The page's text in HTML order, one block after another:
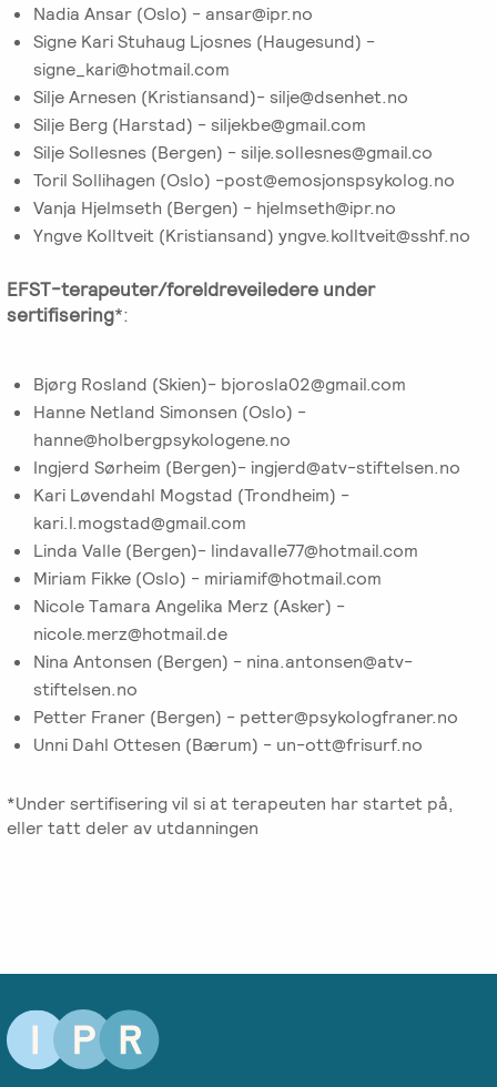
Nadia Ansar (Oslo) - ansar@ipr.no
Signe Kari Stuhaug Ljosnes (Haugesund) -
signe_kari@hotmail.com
Silje Arnesen (Kristiansand)- silje@dsenhet.no
Silje Berg (Harstad) - siljekbe@gmail.com
Silje Sollesnes (Bergen) - silje.sollesnes@gmail.co
Toril Sollihagen (Oslo) -post@emosjonspsykolog.no
Vanja Hjelmseth (Bergen) - hjelmseth@ipr.no
Yngve Kolltveit (Kristiansand) yngve.kolltveit@sshf.no
EFST-terapeuter/foreldreveiledere under
sertifisering*:
Bjørg Rosland (Skien)- bjorosla02@gmail.com
Hanne Netland Simonsen (Oslo) -
hanne@holbergpsykologene.no
Ingjerd Sørheim (Bergen)- ingjerd@atv-stiftelsen.no
Kari Løvendahl Mogstad (Trondheim) -
kari.l.mogstad@gmail.com
Linda Valle (Bergen)- lindavalle77@hotmail.com
Miriam Fikke (Oslo) - miriamif@hotmail.com
Nicole Tamara Angelika Merz (Asker) -
nicole.merz@hotmail.de
Nina Antonsen (Bergen) - nina.antonsen@atv-
stiftelsen.no
Petter Franer (Bergen) - petter@psykologfraner.no
Unni Dahl Ottesen (Bærum) - un-ott@frisurf.no
*Under sertifisering vil si at terapeuten har startet på,
eller tatt deler av utdanningen